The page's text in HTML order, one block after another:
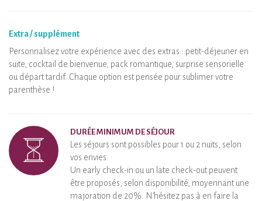
Extra / supplément
Personnalisez votre expérience avec des extras : petit-déjeuner en
suite, cocktail de bienvenue, pack romantique, surprise sensorielle
ou départ tardif. Chaque option est pensée pour sublimer votre
parenthèse !
DURÉE MINIMUM DE SÉJOUR
Les séjours sont possibles pour 1 ou 2 nuits, selon
vos envies.
Un early check-in ou un late check-out peuvent
être proposés, selon disponibilité, moyennant une
majoration de 20%. N’hésitez pas à en faire la